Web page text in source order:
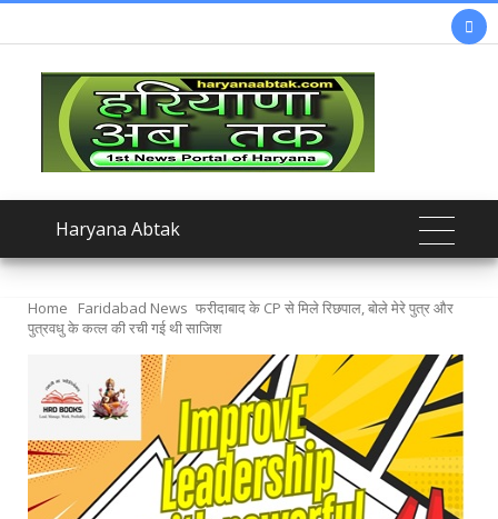

Haryana Abtak
Home Faridabad News फरीदाबाद के CP से मिले रिछपाल, बोले मेरे पुत्र और
पुत्रवधु के कत्ल की रची गई थी साजिश